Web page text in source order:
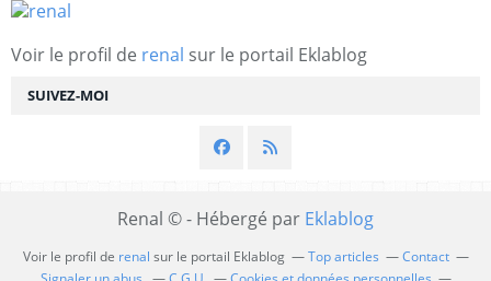
SUIVEZ-MOI
Voir le profil de renal sur le portail Eklablog
Renal © - Hébergé par Eklablog
Voir le profil de renal sur le portail Eklablog Top articles
Contact